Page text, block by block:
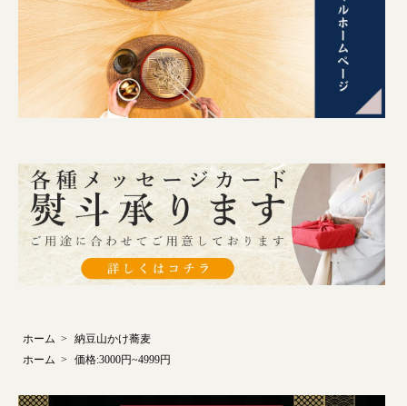
ホーム >
納豆山かけ蕎麦
ホーム > 価格:3000円~4999円